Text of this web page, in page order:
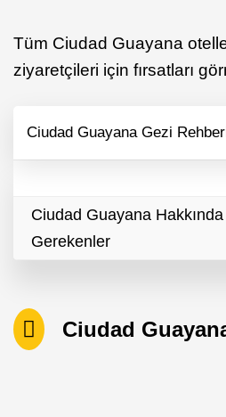
Tüm Ciudad Guayana
ziyaretçileri için fırsatları
Ciudad Guayana Gezi
Ciudad Guayana
Gerekenler
Ciudad